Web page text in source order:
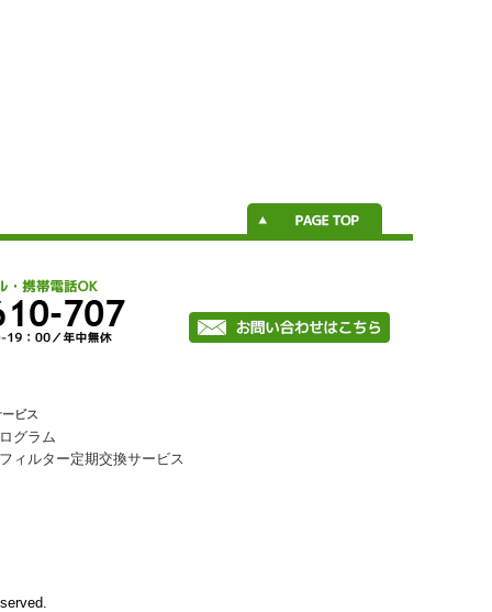
ビス
グラム
ィルター定期交換サービス